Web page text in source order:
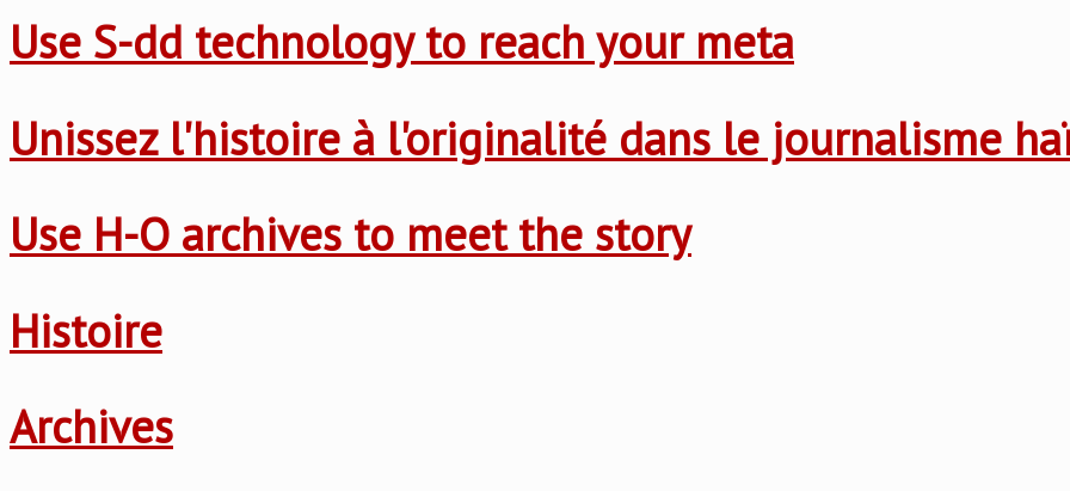
Use S-dd technology to reach your meta
Unissez l'histoire à l'originalité dans le journalisme
Use H-O archives to meet the story
Histoire
Archives